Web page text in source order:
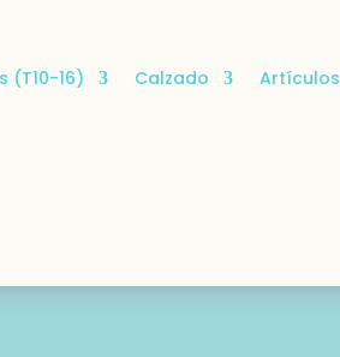
(T10-16) Calzado Artículos